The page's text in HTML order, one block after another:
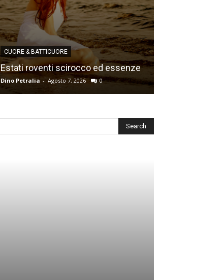
CUORE & BATTICUORE
Estati roventi scirocco ed essenze
Dino Petralia - Agosto 7, 2026 0